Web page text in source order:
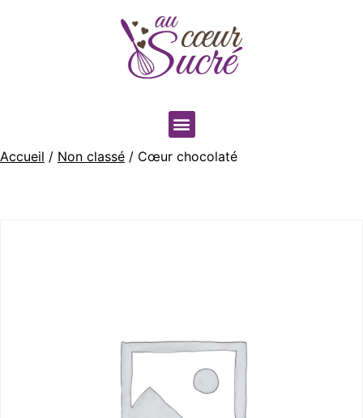
Accueil / Non classé / Cœur chocolaté